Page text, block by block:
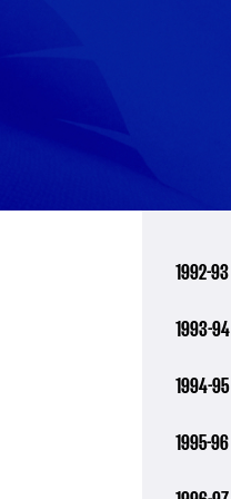
1992-93
1993-94
1994-95
1995-96